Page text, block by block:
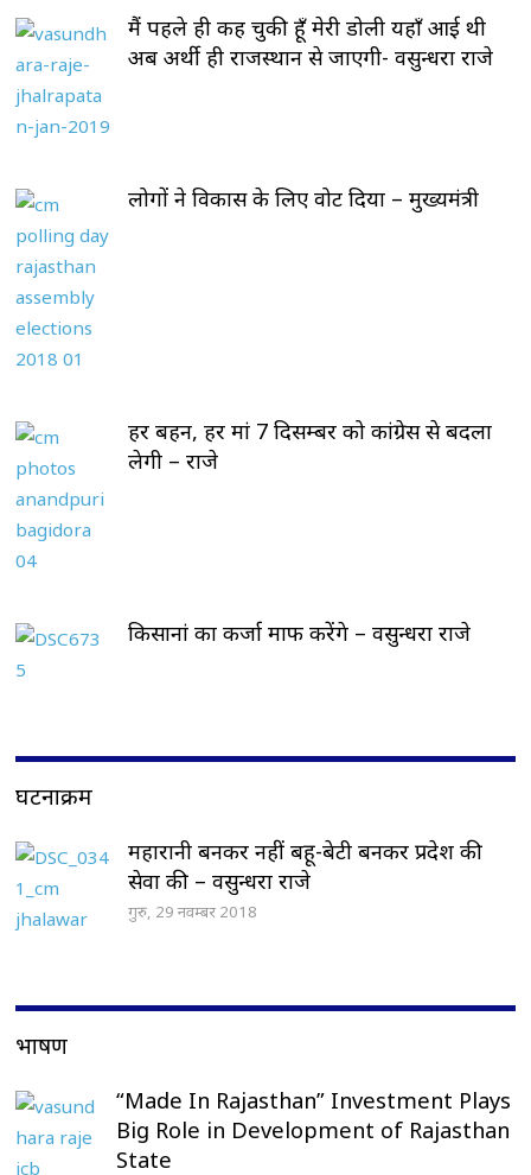
मैं पहले ही कह चुकी हूँ मेरी डोली यहाँ आई थी
अब अर्थी ही राजस्थान से जाएगी- वसुन्धरा राजे
लोगों ने विकास के लिए वोट दिया – मुख्यमंत्री
हर बहन, हर मां 7 दिसम्बर को कांग्रेस से बदला
लेगी – राजे
किसानां का कर्जा माफ करेंगे – वसुन्धरा राजे
घटनाक्रम
महारानी बनकर नहीं बहू-बेटी बनकर प्रदेश की
सेवा की – वसुन्धरा राजे
गुरु, 29 नवम्बर 2018
भाषण
“Made In Rajasthan” Investment Plays
Big Role in Development of Rajasthan
State